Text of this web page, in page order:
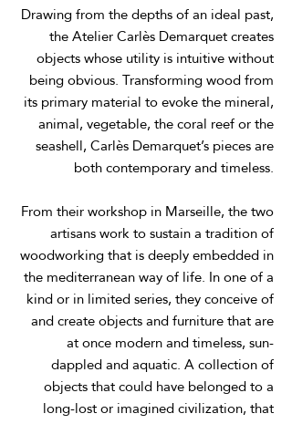
Drawing from the depths of an ideal past,
the Atelier Carlès Demarquet creates
objects whose utility is intuitive without
being obvious. Transforming wood from
its primary material to evoke the mineral,
animal, vegetable, the coral reef or the
seashell, Carlès Demarquet’s pieces are
both contemporary and timeless.
From their workshop in Marseille, the two
artisans work to sustain a tradition of
woodworking that is deeply embedded in
the mediterranean way of life. In one of a
kind or in limited series, they conceive of
and create objects and furniture that are
at once modern and timeless, sun-
dappled and aquatic. A collection of
objects that could have belonged to a
long-lost or imagined civilization, that